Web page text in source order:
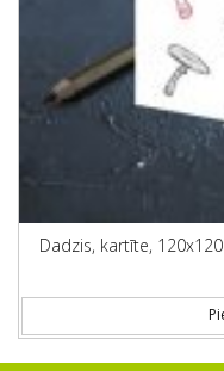
Dadzis, kartīte,